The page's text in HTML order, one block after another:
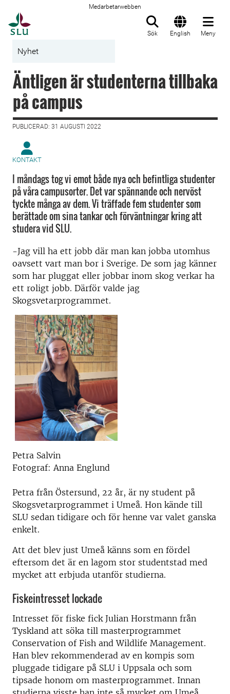
Medarbetarwebben
Sök English Meny
Nyhet
Äntligen är studenterna tillbaka
på campus
PUBLICERAD: 31 AUGUSTI 2022
KONTAKT
I måndags tog vi emot både nya och befintliga studenter
på våra campusorter. Det var spännande och nervöst
tyckte många av dem. Vi träffade fem studenter som
berättade om sina tankar och förväntningar kring att
studera vid SLU.
-Jag vill ha ett jobb där man kan jobba utomhus
oavsett vart man bor i Sverige. De som jag känner
som har pluggat eller jobbar inom skog verkar ha
ett roligt jobb. Därför valde jag
Skogsvetarprogrammet.
Petra Salvin
Fotograf: Anna Englund
Petra från Östersund, 22 år, är ny student på
Skogsvetarprogrammet i Umeå. Hon kände till
SLU sedan tidigare och för henne var valet ganska
enkelt.
Att det blev just Umeå känns som en fördel
eftersom det är en lagom stor studentstad med
mycket att erbjuda utanför studierna.
Fiskeintresset lockade
Intresset för fiske fick Julian Horstmann från
Tyskland att söka till masterprogrammet
Conservation of Fish and Wildlife Management.
Han blev rekommenderad av en kompis som
pluggade tidigare på SLU i Uppsala och som
tipsade honom om masterprogrammet. Innan